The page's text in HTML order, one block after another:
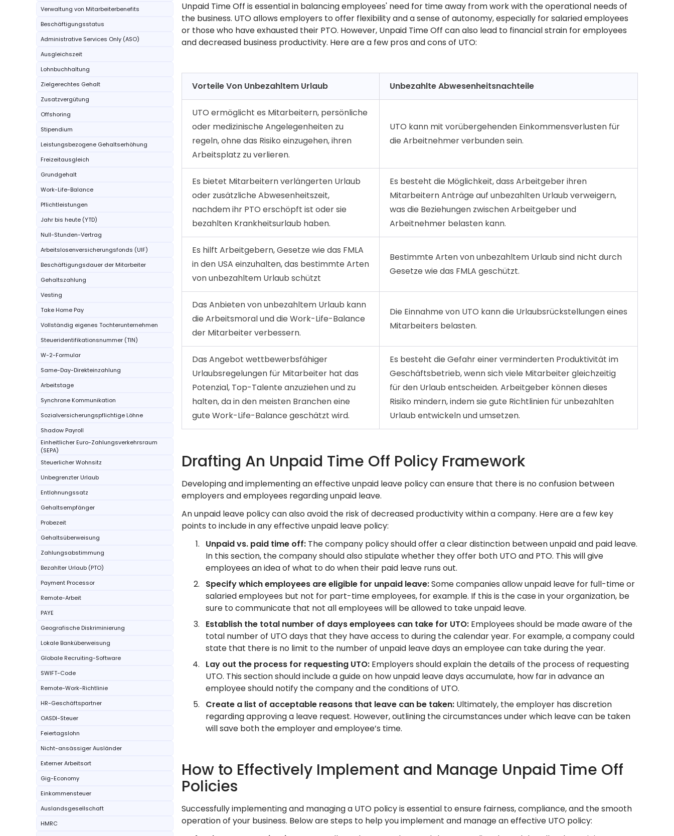
Verwaltung von Mitarbeiterbenefits
Beschäftigungsstatus
Administrative Services Only (ASO)
Ausgleichszeit
Lohnbuchhaltung
Zielgerechtes Gehalt
Zusatzvergütung
Offshoring
Stipendium
Leistungsbezogene Gehaltserhöhung
Freizeitausgleich
Grundgehalt
Work-Life-Balance
Pflichtleistungen
Jahr bis heute (YTD)
Null-Stunden-Vertrag
Arbeitslosenversicherungsfonds (UIF)
Beschäftigungsdauer der Mitarbeiter
Gehaltszahlung
Vesting
Take Home Pay
Vollständig eigenes Tochterunternehmen
Steueridentifikationsnummer (TIN)
W-2-Formular
Same-Day-Direkteinzahlung
Arbeitstage
Synchrone Kommunikation
Sozialversicherungspflichtige Löhne
Shadow Payroll
Einheitlicher Euro-Zahlungsverkehrsraum
(SEPA)
Steuerlicher Wohnsitz
Unbegrenzter Urlaub
Entlohnungssatz
Gehaltsempfänger
Probezeit
Gehaltsüberweisung
Zahlungsabstimmung
Bezahlter Urlaub (PTO)
Payment Processor
Remote-Arbeit
PAYE
Geografische Diskriminierung
Lokale Banküberweisung
Globale Recruiting-Software
SWIFT-Code
Remote-Work-Richtlinie
HR-Geschäftspartner
OASDI-Steuer
Feiertagslohn
Nicht-ansässiger Ausländer
Externer Arbeitsort
Gig-Economy
Einkommensteuer
Auslandsgesellschaft
HMRC
Unpaid Time Off is essential in balancing employees' need for time away from work with the operational needs of
the business. UTO allows employers to offer flexibility and a sense of autonomy, especially for salaried employees
or those who have exhausted their PTO. However, Unpaid Time Off can also lead to financial strain for employees
and decreased business productivity. Here are a few pros and cons of UTO:
Vorteile Von Unbezahltem Urlaub Unbezahlte Abwesenheitsnachteile
UTO ermöglicht es Mitarbeitern, persönliche
oder medizinische Angelegenheiten zu
regeln, ohne das Risiko einzugehen, ihren
Arbeitsplatz zu verlieren.
UTO kann mit vorübergehenden Einkommensverlusten für
die Arbeitnehmer verbunden sein.
Es bietet Mitarbeitern verlängerten Urlaub
oder zusätzliche Abwesenheitszeit,
nachdem ihr PTO erschöpft ist oder sie
bezahlten Krankheitsurlaub haben.
Es besteht die Möglichkeit, dass Arbeitgeber ihren
Mitarbeitern Anträge auf unbezahlten Urlaub verweigern,
was die Beziehungen zwischen Arbeitgeber und
Arbeitnehmer belasten kann.
Es hilft Arbeitgebern, Gesetze wie das FMLA
in den USA einzuhalten, das bestimmte Arten
von unbezahltem Urlaub schützt
Bestimmte Arten von unbezahltem Urlaub sind nicht durch
Gesetze wie das FMLA geschützt.
Das Anbieten von unbezahltem Urlaub kann
die Arbeitsmoral und die Work-Life-Balance
der Mitarbeiter verbessern.
Die Einnahme von UTO kann die Urlaubsrückstellungen eines
Mitarbeiters belasten.
Das Angebot wettbewerbsfähiger
Urlaubsregelungen für Mitarbeiter hat das
Potenzial, Top-Talente anzuziehen und zu
halten, da in den meisten Branchen eine
gute Work-Life-Balance geschätzt wird.
Es besteht die Gefahr einer verminderten Produktivität im
Geschäftsbetrieb, wenn sich viele Mitarbeiter gleichzeitig
für den Urlaub entscheiden. Arbeitgeber können dieses
Risiko mindern, indem sie gute Richtlinien für unbezahlten
Urlaub entwickeln und umsetzen.
Drafting An Unpaid Time Off Policy Framework
Developing and implementing an effective unpaid leave policy can ensure that there is no confusion between
employers and employees regarding unpaid leave.
An unpaid leave policy can also avoid the risk of decreased productivity within a company. Here are a few key
points to include in any effective unpaid leave policy:
Unpaid vs. paid time off: The company policy should offer a clear distinction between unpaid and paid leave.
In this section, the company should also stipulate whether they offer both UTO and PTO. This will give
employees an idea of what to do when their paid leave runs out.
Specify which employees are eligible for unpaid leave:Some companies allow unpaid leave for full-time or
salaried employees but not for part-time employees, for example. If this is the case in your organization, be
sure to communicate that not all employees will be allowed to take unpaid leave.
Establish the total number of days employees can take for UTO: Employees should be made aware of the
total number of UTO days that they have access to during the calendar year. For example, a company could
state that there is no limit to the number of unpaid leave days an employee can take during the year.
Lay out the process for requesting UTO: Employers should explain the details of the process of requesting
UTO. This section should include a guide on how unpaid leave days accumulate, how far in advance an
employee should notify the company and the conditions of UTO.
Create a list of acceptable reasons that leave can be taken: Ultimately, the employer has discretion
regarding approving a leave request. However, outlining the circumstances under which leave can be taken
will save both the employer and employee’s time.
How to Effectively Implement and Manage Unpaid Time Off
Policies
Successfully implementing and managing a UTO policy is essential to ensure fairness, compliance, and the smooth
operation of your business. Below are steps to help you implement and manage an effective UTO policy: